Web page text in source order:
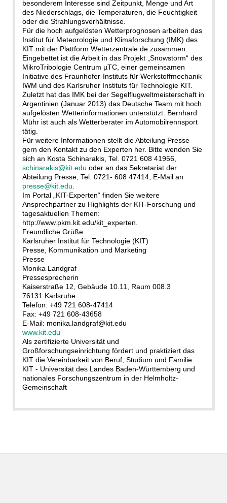
besonderem Interesse sind Zeitpunkt, Menge und Art
des Niederschlags, die Temperaturen, die Feuchtigkeit
oder die Strahlungsverhältnisse.
Für die hoch aufgelösten Wetterprognosen arbeiten das
Institut für Meteorologie und Klimaforschung (IMK) des
KIT mit der Plattform Wetterzentrale.de zusammen.
Eingebettet ist die Arbeit in das Projekt „Snowstorm“ des
MikroTribologie Centrum µTC, einer gemeinsamen
Initiative des Fraunhofer-Instituts für Werkstoffmechanik
IWM und des Karlsruher Instituts für Technologie KIT.
Zuletzt hat das IMK bei der Segelflugweltmeisterschaft in
Argentinien (Januar 2013) das Deutsche Team mit hoch
aufgelösten Wetterinformationen unterstützt. Bernhard
Mühr ist auch als Wetterberater im Automobilrennsport
tätig.
Für weitere Informationen stellt die Abteilung Presse
gern den Kontakt zu den Experten her. Bitte wenden Sie
sich an Kosta Schinarakis, Tel. 0721 608 41956,
schinarakis@kit.edu oder an das Sekretariat der
Abteilung Presse, Tel. 0721- 608 47414, E-Mail an
presse@kit.edu
Im Portal „KIT-Experten“ finden Sie weitere
Ansprechpartner zu Highlights der KIT-Forschung und
tagesaktuellen Themen:
http://www.pkm.kit.edu/kit_experten.
Freundliche Grüße
Karlsruher Institut für Technologie (KIT)
Presse, Kommunikation und Marketing
Presse
Monika Landgraf
Pressesprecherin
Kaiserstraße 12, Gebäude 10.11, Raum 008.3
76131 Karlsruhe
Telefon: +49 721 608-47414
Fax: +49 721 608-43658
E-Mail: monika.landgraf@kit.edu
www.kit.edu
Als zertifizierte Universität und
Großforschungseinrichtung fördert und praktiziert das
KIT die Vereinbarkeit von Beruf, Studium und Familie.
KIT - Universität des Landes Baden-Württemberg und
nationales Forschungszentrum in der Helmholtz-
Gemeinschaft